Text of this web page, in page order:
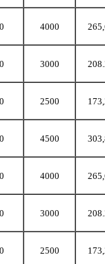
4000
3000
2500
4500
4000
3000
2500